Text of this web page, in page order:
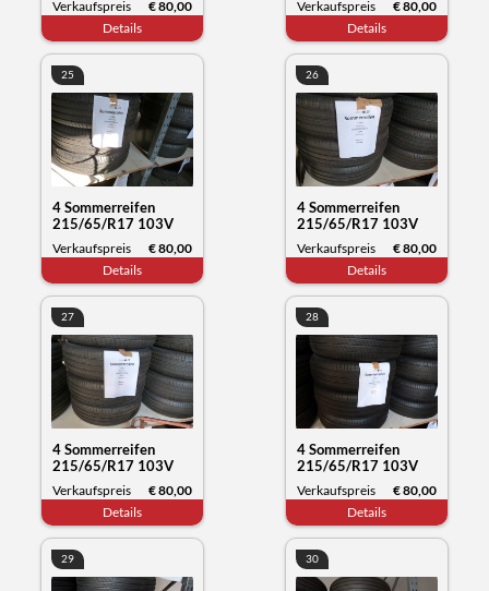
Datum 11/23
Verkaufspreis
€ 80,00
Details
Datum 12/23
Verkaufspreis
€ 80,00
Details
25
4 Sommerreifen
215/65/R17 103V
XL, Michelin Primacy,
Datum 12/23
Verkaufspreis
€ 80,00
Details
26
4 Sommerreifen
215/65/R17 103V
XL, Michelin Primacy,
Datum 12/23
Verkaufspreis
€ 80,00
Details
27
4 Sommerreifen
215/65/R17 103V
XL, Michelin Primacy,
Datum 11/23
Verkaufspreis
€ 80,00
Details
28
4 Sommerreifen
215/65/R17 103V
XL, Michelin Primacy,
Datum 12/23
Verkaufspreis
€ 80,00
Details
29 30